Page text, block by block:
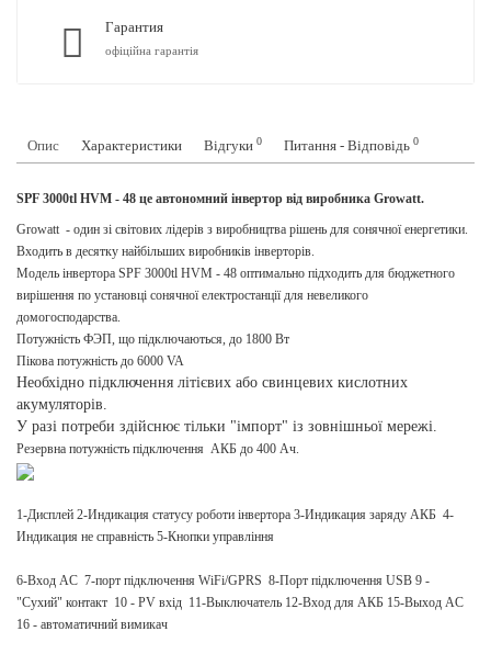
Гарантия
офіційна гарантія
Опис Характеристики Відгуки 0 Питання - Відповідь 0
SPF 3000tl HVM - 48 це автономний інвертор від виробника Growatt.
Growatt - один зі світових лідерів з виробництва рішень для сонячної енергетики.
Входить в десятку найбільших виробників інверторів.
Модель інвертора SPF 3000tl HVM - 48 оптимально підходить для бюджетного
вирішення по установці сонячної електростанції для невеликого
домогосподарства.
Потужність ФЭП, що підключаються, до 1800 Вт
Пікова потужність до 6000 VA
Необхідно підключення літієвих або свинцевих кислотних
акумуляторів.
У разі потреби здійснює тільки "імпорт" із зовнішньої мережі.
Резервна потужність підключення АКБ до 400 Ач.
1-Дисплей 2-Индикация статусу роботи інвертора 3-Индикация заряду АКБ 4-
Индикация не справність 5-Кнопки управління
6-Вход AC 7-порт підключення WiFi/GPRS 8-Порт підключення USB 9 -
"Сухий" контакт 10 - PV вхід 11-Выключатель 12-Вход для АКБ 15-Выход AC
16 - автоматичний вимикач